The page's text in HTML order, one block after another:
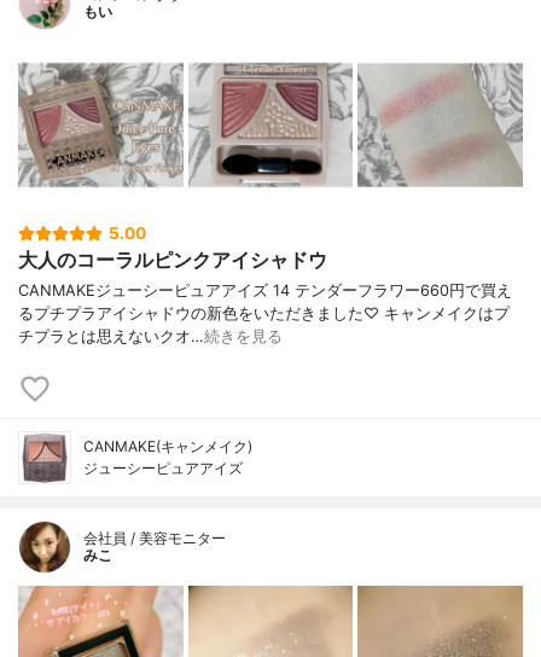
もい
5.00
大人のコーラルピンクアイシャドウ
CANMAKEジューシーピュアアイズ 14 テンダーフラワー660円で買え
るプチプラアイシャドウの新色をいただきました♡ キャンメイクはプ
チプラとは思えないクオ…続きを見る
CANMAKE(キャンメイク)
ジューシーピュアアイズ
会社員 / 美容モニター
みこ